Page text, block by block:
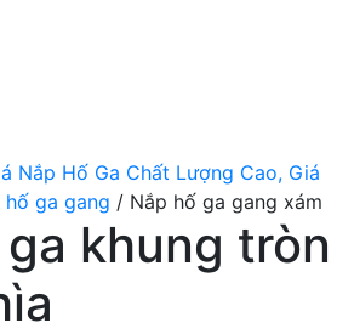
Nắp Hố Ga Chất Lượng Cao, Giá
hố ga gang / Nắp hố ga gang xám
khung tròn